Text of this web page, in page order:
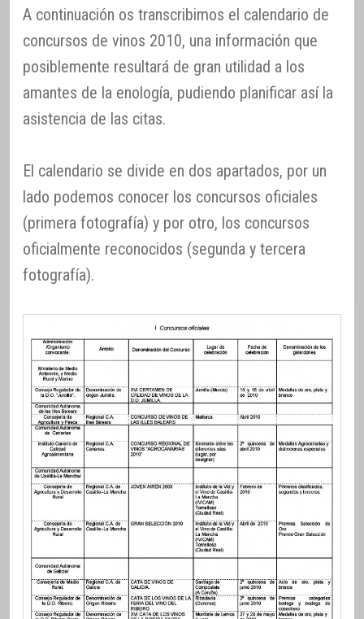
A continuación os transcribimos el calendario de
concursos de vinos 2010, una información que
posiblemente resultará de gran utilidad a los
amantes de la enología, pudiendo planificar así la
asistencia de las citas.
El calendario se divide en dos apartados, por un
lado podemos conocer los concursos oficiales
(primera fotografía) y por otro, los concursos
oficialmente reconocidos (segunda y tercera
fotografía).